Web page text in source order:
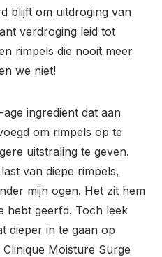
blijft om uitdroging van
verdroging leid tot
rimpels die nooit meer
we niet!
ingrediënt dat aan
om rimpels op te
uitstraling te geven.
van diepe rimpels,
mijn ogen. Het zit hem
hebt geerfd. Toch leek
dieper in te gaan op
Moisture Surge